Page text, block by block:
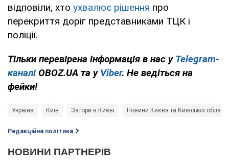
відповіли, хто ухвалює рішення про
перекриття доріг представниками ТЦК і
поліції.
Тільки перевірена інформація в нас у Telegram-
каналі OBOZ.UA та у Viber. Не ведіться на
фейки!
Україна Київ Затори в Києві Новини Києва та Київської області
Редакційна політика